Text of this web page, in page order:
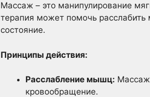
Массаж – это манипулирование
терапия может помочь
состояние.
Принципы действия:
Расслабление мышц:
кровообращение.